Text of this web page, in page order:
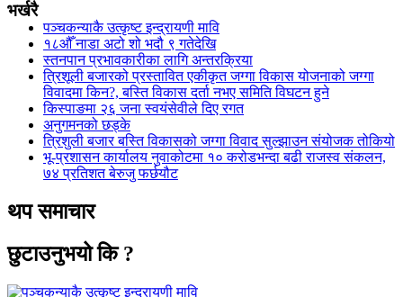
भर्खरै
पञ्चकन्याकै उत्कृष्ट इन्द्रायणी मावि
१८औँ नाडा अटो शो भदौ ९ गतेदेखि
स्तनपान प्रभावकारीका लागि अन्तरक्रिया
त्रिशूली बजारको प्रस्तावित एकीकृत जग्गा विकास योजनाको जग्गा
विवादमा किन?, बस्ति विकास दर्ता नभए समिति विघटन हुने
किस्पाङमा २६ जना स्वयंसेवीले दिए रगत
अनुगमनको छड्के
त्रिशुली बजार बस्ति विकासको जग्गा विवाद सुल्झाउन संयोजक तोकियो
भू-प्रशासन कार्यालय नुवाकोटमा १० करोडभन्दा बढी राजस्व संकलन,
७४ प्रतिशत बेरुजु फर्छयौट
थप समाचार
छुटाउनुभयो कि ?